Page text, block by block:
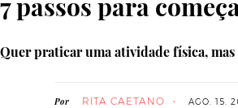
Quer praticar uma atividade física, mas
Por RITA CAETANO AGO. 15.